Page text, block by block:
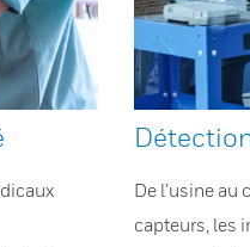
De l’usine
capteurs, les